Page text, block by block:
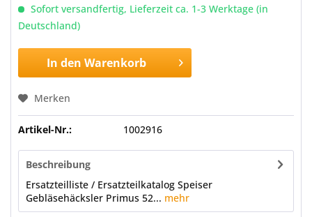
Sofort versandfertig, Lieferzeit ca. 1-3 Werktage (in
Deutschland)
In den Warenkorb
Merken
Artikel-Nr.: 1002916
Beschreibung
Ersatzteilliste / Ersatzteilkatalog Speiser
Gebläsehäcksler Primus 52... mehr